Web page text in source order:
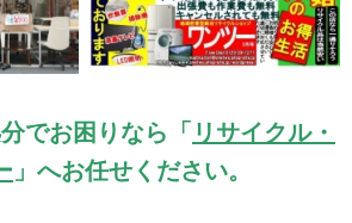
でお困りなら「 リサイクル・
」へお任せください。